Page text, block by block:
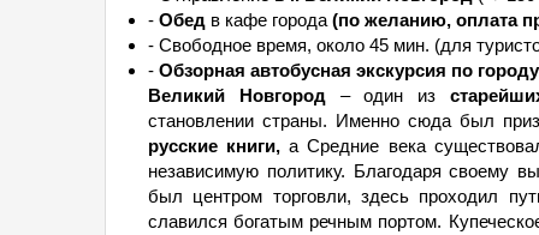
- Обед в кафе города (по желанию, оплата
- Свободное время, около 45 мин. (для
- Обзорная автобусная экскурсия по
Великий Новгород– один из
становлении страны. Именно сюда был
русские книги, а Средние века
независимую политику. Благодаря своему
был центром торговли, здесь проходил
славился богатым речным портом.